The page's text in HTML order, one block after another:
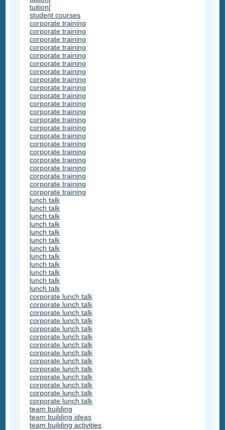
tuition[
student courses
corporate training
corporate training
corporate training
corporate training
corporate training
corporate training
corporate training
corporate training
corporate training
corporate training
corporate training
corporate training
corporate training
corporate training
corporate training
corporate training
corporate training
corporate training
corporate training
corporate training
corporate training
corporate training
lunch talk
lunch talk
lunch talk
lunch talk
lunch talk
lunch talk
lunch talk
lunch talk
lunch talk
lunch talk
lunch talk
lunch talk
corporate lunch talk
corporate lunch talk
corporate lunch talk
corporate lunch talk
corporate lunch talk
corporate lunch talk
corporate lunch talk
corporate lunch talk
corporate lunch talk
corporate lunch talk
corporate lunch talk
corporate lunch talk
corporate lunch talk
corporate lunch talk
team building
team building ideas
team building activities